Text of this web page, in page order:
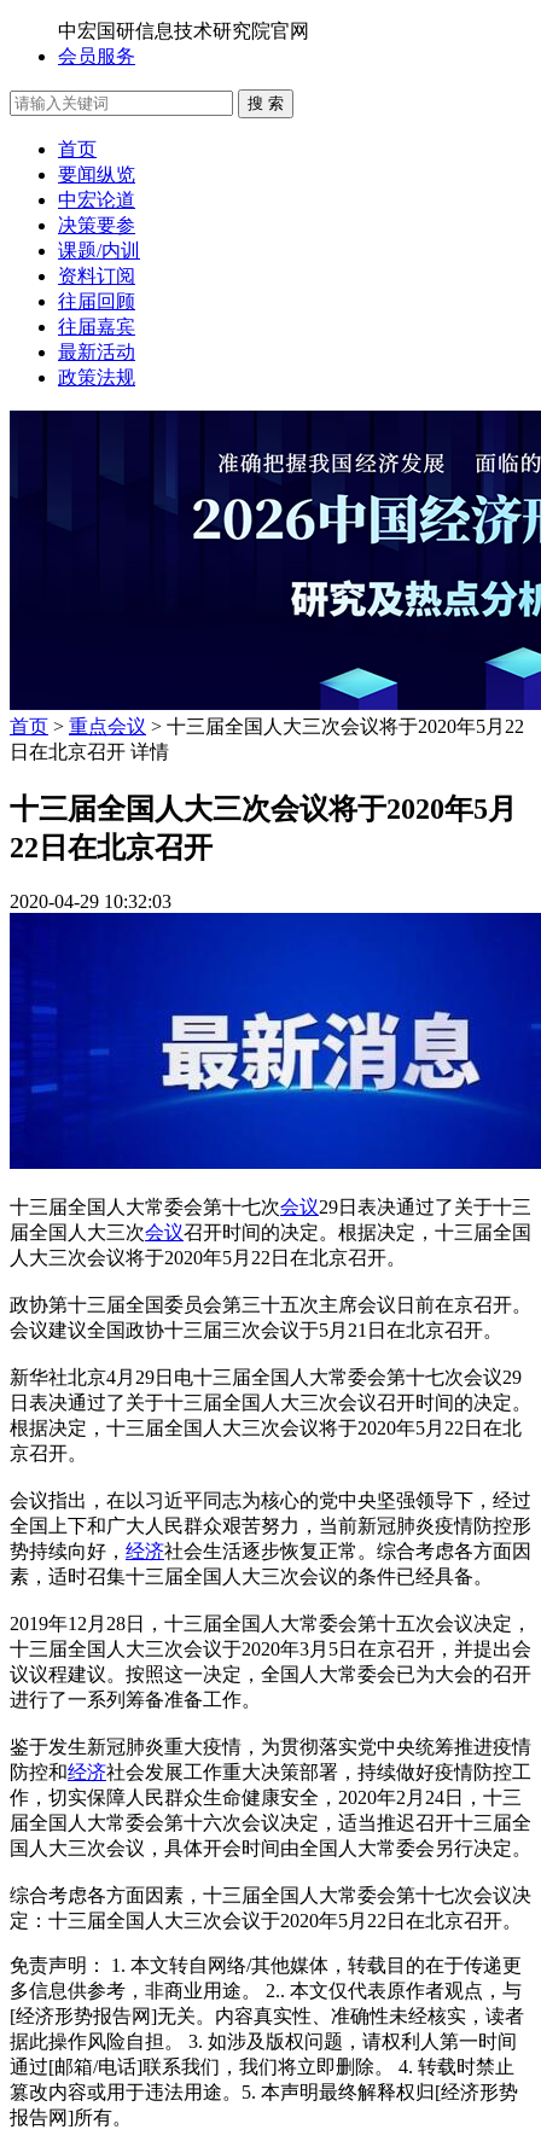
中宏国研信息技术研究院官网
会员服务
搜 索
首页
要闻纵览
中宏论道
决策要参
课题/内训
资料订阅
往届回顾
往届嘉宾
最新活动
政策法规
首页 > 重点会议 > 十三届全国人大三次会议将于2020年5月22
日在北京召开 详情
十三届全国人大三次会议将于2020年5月
22日在北京召开
2020-04-29 10:32:03
十三届全国人大常委会第十七次会议29日表决通过了关于十三
届全国人大三次会议召开时间的决定。根据决定，十三届全国
人大三次会议将于2020年5月22日在北京召开。
政协第十三届全国委员会第三十五次主席会议日前在京召开。
会议建议全国政协十三届三次会议于5月21日在北京召开。
新华社北京4月29日电十三届全国人大常委会第十七次会议29
日表决通过了关于十三届全国人大三次会议召开时间的决定。
根据决定，十三届全国人大三次会议将于2020年5月22日在北
京召开。
会议指出，在以习近平同志为核心的党中央坚强领导下，经过
全国上下和广大人民群众艰苦努力，当前新冠肺炎疫情防控形
势持续向好， 经济社会生活逐步恢复正常。综合考虑各方面因
素，适时召集十三届全国人大三次会议的条件已经具备。
2019年12月28日，十三届全国人大常委会第十五次会议决定，
十三届全国人大三次会议于2020年3月5日在京召开，并提出会
议议程建议。按照这一决定，全国人大常委会已为大会的召开
进行了一系列筹备准备工作。
鉴于发生新冠肺炎重大疫情，为贯彻落实党中央统筹推进疫情
防控和经济社会发展工作重大决策部署，持续做好疫情防控工
作，切实保障人民群众生命健康安全，2020年2月24日，十三
届全国人大常委会第十六次会议决定，适当推迟召开十三届全
国人大三次会议，具体开会时间由全国人大常委会另行决定。
综合考虑各方面因素，十三届全国人大常委会第十七次会议决
定：十三届全国人大三次会议于2020年5月22日在北京召开。
免责声明： 1. 本文转自网络/其他媒体，转载目的在于传递更
多信息供参考，非商业用途。 2.. 本文仅代表原作者观点，与
[经济形势报告网]无关。内容真实性、准确性未经核实，读者
据此操作风险自担。 3. 如涉及版权问题，请权利人第一时间
通过[邮箱/电话]联系我们，我们将立即删除。 4. 转载时禁止
篡改内容或用于违法用途。5. 本声明最终解释权归[经济形势
报告网]所有。